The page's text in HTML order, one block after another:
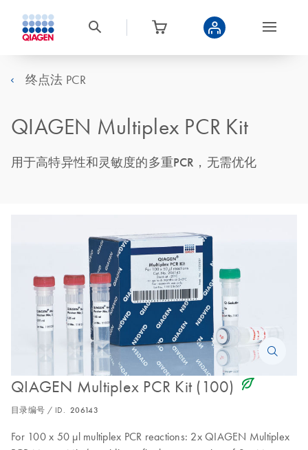
终点法 PCR
QIAGEN Multiplex PCR Kit
用于高特异性和灵敏度的多重PCR，无需优化
QIAGEN Multiplex PCR Kit (100) icon_0368_ls_gen_eco_friendly-s
目录编号 / ID. 206143
For 100 x 50 µl multiplex PCR reactions: 2x QIAGEN Multiplex